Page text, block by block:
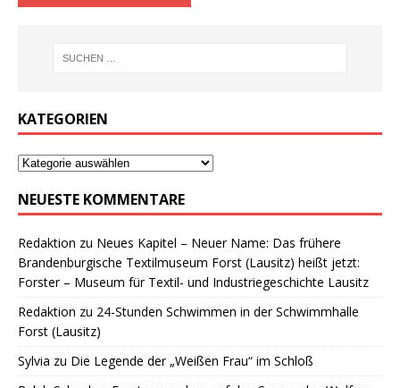
KATEGORIEN
NEUESTE KOMMENTARE
Redaktion zu Neues Kapitel – Neuer Name: Das frühere
Brandenburgische Textilmuseum Forst (Lausitz) heißt jetzt:
Forster – Museum für Textil- und Industriegeschichte Lausitz
Redaktion zu 24-Stunden Schwimmen in der Schwimmhalle
Forst (Lausitz)
Sylvia zu Die Legende der „Weißen Frau“ im Schloß